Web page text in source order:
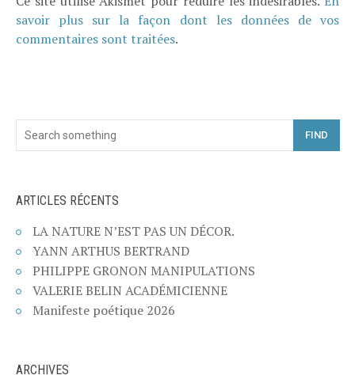
savoir plus sur la façon dont les données de vos
commentaires sont traitées.
FIND
ARTICLES RÉCENTS
LA NATURE N’EST PAS UN DÉCOR.
YANN ARTHUS BERTRAND
PHILIPPE GRONON MANIPULATIONS
VALERIE BELIN ACADÉMICIENNE
Manifeste poétique 2026
ARCHIVES